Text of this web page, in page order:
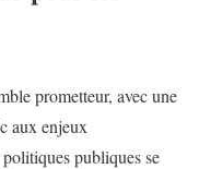
prometteur, avec une
aux enjeux
publiques se